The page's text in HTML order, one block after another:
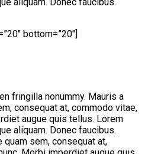
bottom=”20″]
fringilla nonummy. Mauris a
consequat at, commodo vitae,
augue quis tellus. Lorem
aliquam. Donec faucibus.
sem, consequat at,